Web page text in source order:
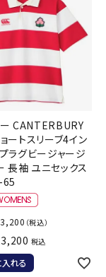
CANTERBURY
ートスリーブ4イン
ラグビージャージ
長袖 ユニセックス
（税込）
税込
入れる